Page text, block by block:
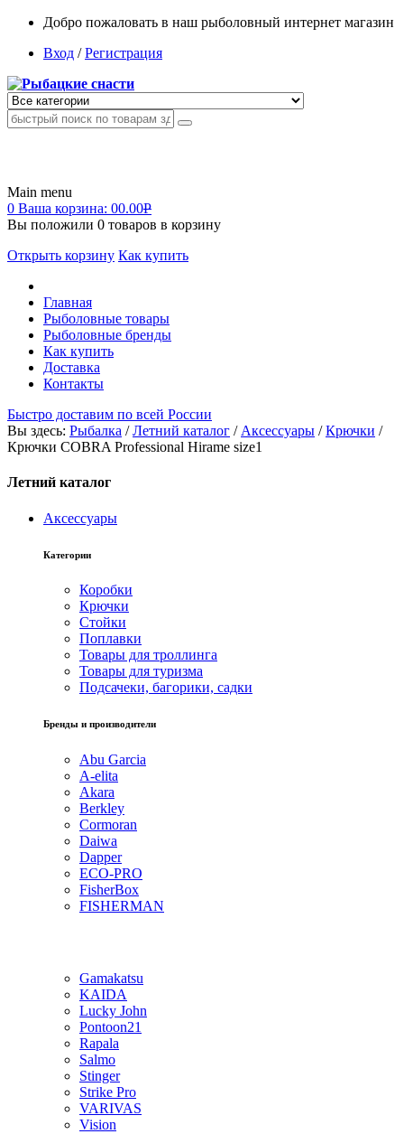
Добро пожаловать в наш рыболовный интернет магазин
Вход /Регистрация
Main menu
0 Ваша корзина: 00.00Р
Вы положили 0 товаров в корзину
Открыть корзину Как купить
Главная
Рыболовные товары
Рыболовные бренды
Как купить
Доставка
Контакты
Быстро доставим по всей России
Вы здесь: Рыбалка /Летний каталог / Аксессуары /Крючки /
Крючки COBRA Professional Hirame size1
Летний каталог
Аксессуары
Категории
Коробки
Крючки
Стойки
Поплавки
Товары для троллинга
Товары для туризма
Подсачеки, багорики, садки
Бренды и производители
Abu Garcia
A-elita
Akara
Berkley
Cormoran
Daiwa
Dapper
ECO-PRO
FisherBox
FISHERMAN
Gamakatsu
KAIDA
Lucky John
Pontoon21
Rapala
Salmo
Stinger
Strike Pro
VARIVAS
Vision